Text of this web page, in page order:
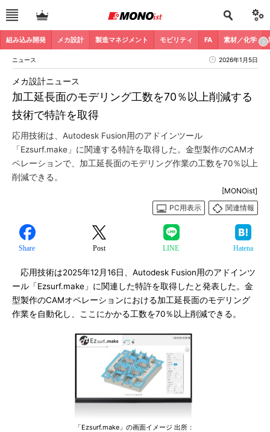
組み込み開発 メカ設計 製造マネジメント モビリティ FA 素材／化学
ニュース 2026年1月5日
加工延長面のモデリング工数を70％以上削減する
技術で特許を取得
メカ設計ニュース
応用技術は、Autodesk Fusion用のアドインツール
「Ezsurf.make」に関連する特許を取得した。金型製作のCAMオ
ペレーションで、加工延長面のモデリング作業の工数を70％以上
削減できる。
[MONOist]
PC用表示
関連情報
Share Post LINE Hatena
応用技術は2025年12月16日、Autodesk Fusion用のアドインツ
ール「Ezsurf.make」に関連した特許を取得したと発表した。金
型製作のCAMオペレーションにおける加工延長面のモデリング
作業を自動化し、ここにかかる工数を70％以上削減できる。
「Ezsurf.make」の画面イメージ 出所：